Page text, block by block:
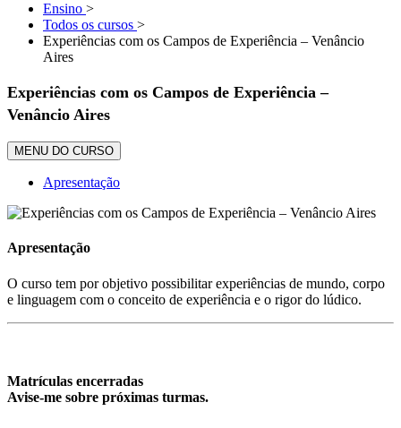
Ensino >
Todos os cursos >
Experiências com os Campos de Experiência – Venâncio
Aires
Experiências com os Campos de Experiência –
Venâncio Aires
MENU DO CURSO
Apresentação
Apresentação
O curso tem por objetivo possibilitar experiências de mundo, corpo
e linguagem com o conceito de experiência e o rigor do lúdico.
Matrículas encerradas
Avise-me sobre próximas turmas.